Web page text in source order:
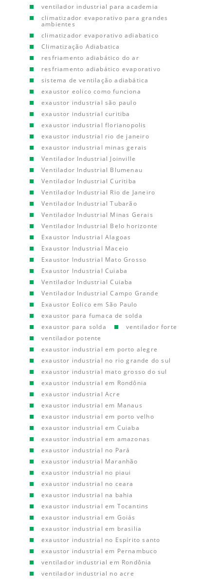
ventilador industrial para academia
climatizador evaporativo para grandes
ambientes
climatizador evaporativo adiabatico
Climatização Adiabatica
resfriamento adiabático do ar
resfriamento adiabático evaporativo
sistema de ventilação adiabática
exaustor eolico como funciona
exaustor industrial são paulo
exaustor industrial curitiba
exaustor industrial florianopolis
exaustor industrial rio de janeiro
exaustor industrial minas gerais
Ventilador Industrial Joinville
Ventilador Industrial Blumenau
Ventilador Industrial Curitiba
Ventilador Industrial Rio de Janeiro
Ventilador Industrial Tubarão
Ventilador Industrial Minas Gerais
Ventilador Industrial Belo horizonte
Exaustor Industrial Alagoas
Exaustor Industrial Maceio
Exaustor Industrial Mato Grosso
Exaustor Industrial Cuiaba
Ventilador Industrial Cuiaba
Ventilador Industrial Campo Grande
Exaustor Eolico em São Paulo
exaustor para fumaca de solda
exaustor para solda
ventilador forte
ventilador potente
exaustor industrial em porto alegre
exaustor industrial no rio grande do sul
exaustor industrial mato grosso do sul
exaustor industrial em Rondônia
exaustor industrial Acre
exaustor industrial em Manaus
exaustor industrial em porto velho
exaustor industrial em Cuiaba
exaustor industrial em amazonas
exaustor industrial no Pará
exaustor industrial Maranhão
exaustor industrial no piaui
exaustor industrial no ceara
exaustor industrial na bahia
exaustor industrial em Tocantins
exaustor industrial em Goiás
exaustor industrial em brasilia
exaustor industrial no Espírito santo
exaustor industrial em Pernambuco
ventilador industrial em Rondônia
ventilador industrial no acre